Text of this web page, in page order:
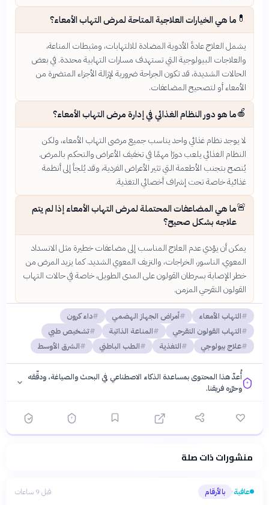
💊 ما هي الخيارات العلاجية المتاحة لمرض التهاب الأمعاء؟
يشمل العلاج عادةً الأدوية المضادة للالتهابات، ومثبطات المناعة،
والعلاجات البيولوجية التي تستهدف مسارات التهابية محددة. في بعض
الحالات الشديدة، قد تكون الجراحة ضرورية لإزالة الأجزاء المتضررة من
الأمعاء أو لتصحيح المضاعفات.
🍎ما هو دور النظام الغذائي في إدارة مرض التهاب الأمعاء؟
لا يوجد نظام غذائي واحد يناسب جميع مرضى التهاب الأمعاء، ولكن
النظام الغذائي يلعب دورًا مهمًا في تخفيف الأعراض والتحكم بالمرض.
يُنصح بتجنب الأطعمة التي تثير الأعراض الفردية، وقد يُلجأ إلى أنظمة
غذائية خاصة تحت إشراف أخصائي التغذية.
🚨ما هي المضاعفات المحتملة لمرض التهاب الأمعاء إذا لم يتم
علاجه بشكل صحيح؟
يمكن أن يؤدي عدم العلاج المناسب إلى مضاعفات خطيرة مثل الانسداد
المعوي، الناسور، الخراجات، والنزيف المعوي الشديد. كما يزيد المرض من
خطر الإصابة بسرطان القولون على المدى الطويل، خاصة في حالات التهاب
القولون التقرحي المزمن.
التهاب الأمعاء أمراض الجهاز الهضمي
داء كرون
التهاب القولون التقرحي
المناعة الذاتية
تشخيص طبي
علاج بيولوجي
التغذية الطب الباطني الشرق الأوسط
أُعدّ هذا المحتوى بمساعدة الذكاء الاصطناعي في البحث والصياغة، ودقّقه
وحرّره فريقنا.
فلسفتنا المعرفية· سياسة الذكاء الاصطناعيمنشورات ذات صلة
عافية› بالأرقام قبل 9 ساعات